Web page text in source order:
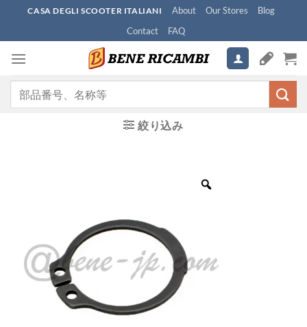
content
CASA DEGLI SCOOTER ITALIANI About Our Stores
Blog
Contact
FAQ
絞り込み